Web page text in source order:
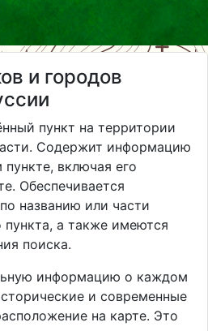
и городов
пункт на территории
Содержит информацию
включая его
Обеспечивается
названию или части
пункта, а также имеются
поиска.
информацию о каждом
и современные
на карте. Это